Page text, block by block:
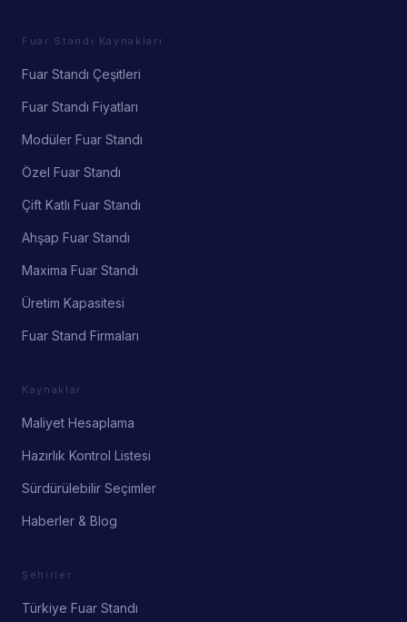
Fuar Standı Kaynakları
Fuar Standı Çeşitleri
Fuar Standı Fiyatları
Modüler Fuar Standı
Özel Fuar Standı
Çift Katlı Fuar Standı
Ahşap Fuar Standı
Maxima Fuar Standı
Üretim Kapasitesi
Fuar Stand Firmaları
Kaynaklar
Maliyet Hesaplama
Hazırlık Kontrol Listesi
Sürdürülebilir Seçimler
Haberler & Blog
Şehirler
Türkiye Fuar Standı